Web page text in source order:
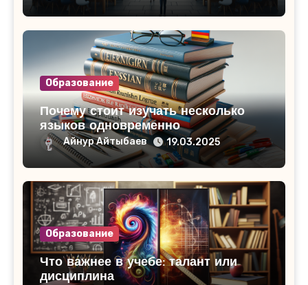
Образование
Почему стоит изучать несколько
языков одновременно
Айнур Айтыбаев 19.03.2025
Образование
Что важнее в учебе: талант или
дисциплина